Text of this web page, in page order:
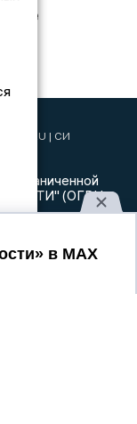
| СИ
ограниченной
(ОГРН